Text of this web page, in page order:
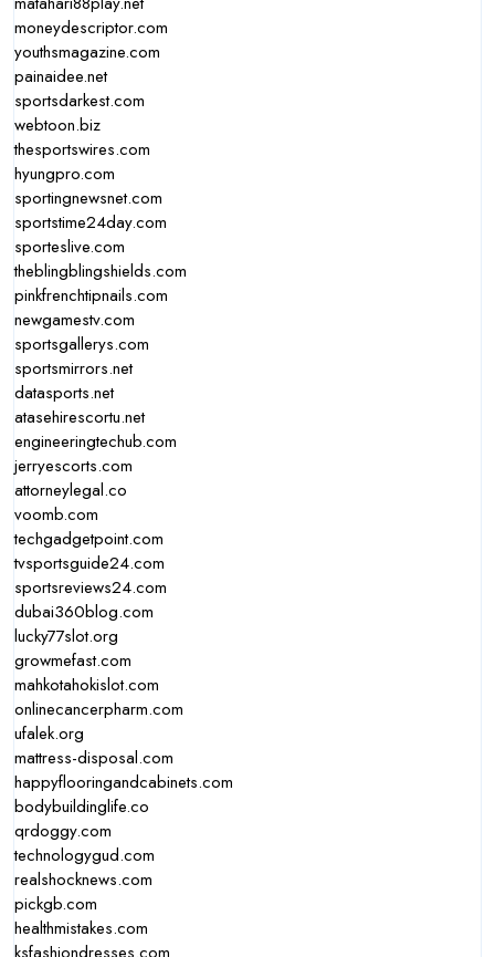
moneydescriptor.com
youthsmagazine.com
painaidee.net
sportsdarkest.com
webtoon.biz
thesportswires.com
hyungpro.com
sportingnewsnet.com
sportstime24day.com
sporteslive.com
theblingblingshields.com
pinkfrenchtipnails.com
newgamestv.com
sportsgallerys.com
sportsmirrors.net
datasports.net
atasehirescortu.net
engineeringtechub.com
jerryescorts.com
attorneylegal.co
voomb.com
techgadgetpoint.com
tvsportsguide24.com
sportsreviews24.com
dubai360blog.com
lucky77slot.org
growmefast.com
mahkotahokislot.com
onlinecancerpharm.com
ufalek.org
mattress-disposal.com
happyflooringandcabinets.com
bodybuildinglife.co
qrdoggy.com
technologygud.com
realshocknews.com
pickgb.com
healthmistakes.com